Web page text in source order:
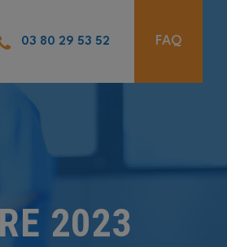
FAQ
03 80 29 53 52
2023